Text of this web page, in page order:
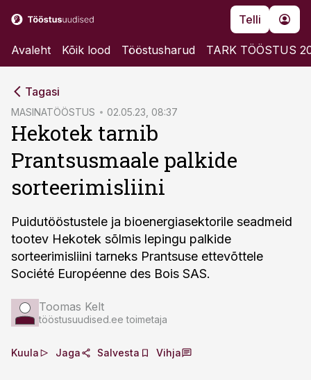
Telli
Avaleht Kõik lood Tööstusharud TARK TÖÖSTUS
Tagasi
MASINATÖÖSTUS 02.05.23, 08:37
Hekotek tarnib
Prantsusmaale palkide
sorteerimisliini
Puidutööstustele ja bioenergiasektorile seadmeid
tootev Hekotek sõlmis lepingu palkide
sorteerimisliini tarneks Prantsuse ettevõttele
Société Européenne des Bois SAS.
Toomas Kelt
tööstusuudised.ee toimetaja
Kuula Jaga Salvesta Vihja